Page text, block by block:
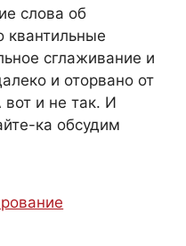
слова об
квантильные
сглаживание и
и оторвано от
вот и не так. И
ка обсудим